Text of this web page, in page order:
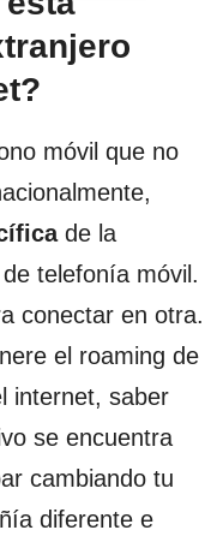
móvil que no
de la
telefonía móvil.
conectar en otra.
el roaming de
internet, saber
se encuentra
cambiando tu
diferente e